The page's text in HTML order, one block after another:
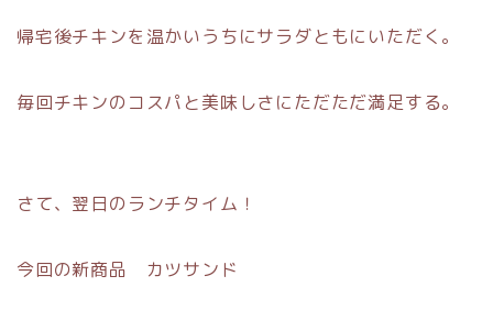
帰宅後チキンを温かいうちにサラダともにいただく。
毎回チキンのコスパと美味しさにただただ満足する。
さて、翌日のランチタイム！
今回の新商品 カツサンド